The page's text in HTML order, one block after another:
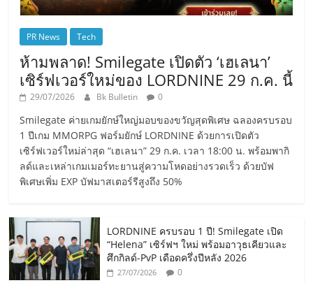
PR News Tech
ห้ามพลาด! Smilegate เปิดตัว ‘เฮเลนา’
เซิร์ฟเวอร์ใหม่ของ LORDNINE 29 ก.ค. นี้
29/07/2026 Bk Bulletin 0
Smilegate ค่ายเกมยักษ์ใหญ่มอบของขวัญสุดพิเศษ ฉลองครบรอบ
1 ปีเกม MMORPG ฟอร์มยักษ์ LORDNINE ด้วยการเปิดตัว
เซิร์ฟเวอร์ใหม่ล่าสุด “เฮเลนา” 29 ก.ค. เวลา 18:00 น. พร้อมพากิ
ลด์และเหล่าเกมเมอร์ทะยานสู่ความโหดอย่างรวดเร็ว ด้วยบัฟ
พิเศษเพิ่ม EXP บัฟมาสเตอร์รีสูงถึง 50%
LORDNINE ครบรอบ 1 ปี! Smilegate เปิด
“Helena” เซิร์ฟฯ ใหม่ พร้อมอาวุธเคียวและ
ศึกกิลด์-PvP เดือดครึ่งปีหลัง 2026
27/07/2026 0